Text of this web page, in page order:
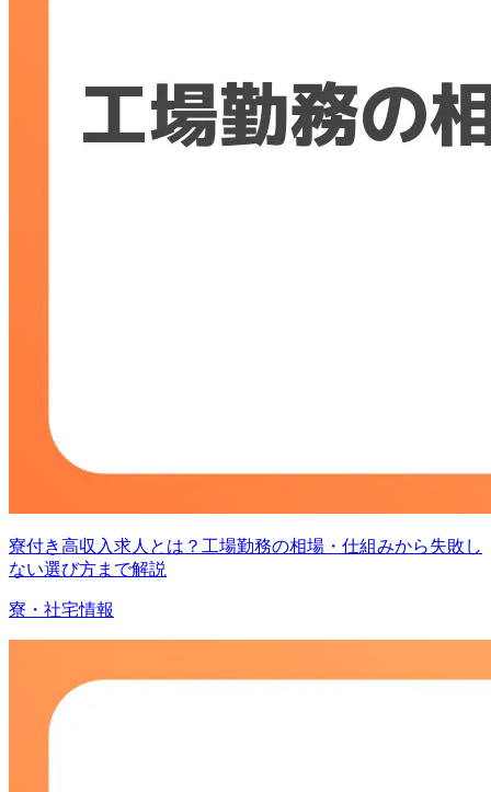
寮付き高収入求人とは？工場勤務の相場・仕組みから失敗し
ない選び方まで解説
寮・社宅情報